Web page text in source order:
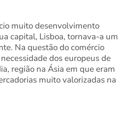
muito desenvolvimento
capital, Lisboa, tornava-a um
Na questão do comércio
dos europeus de
região na Ásia em que eram
muito valorizadas na